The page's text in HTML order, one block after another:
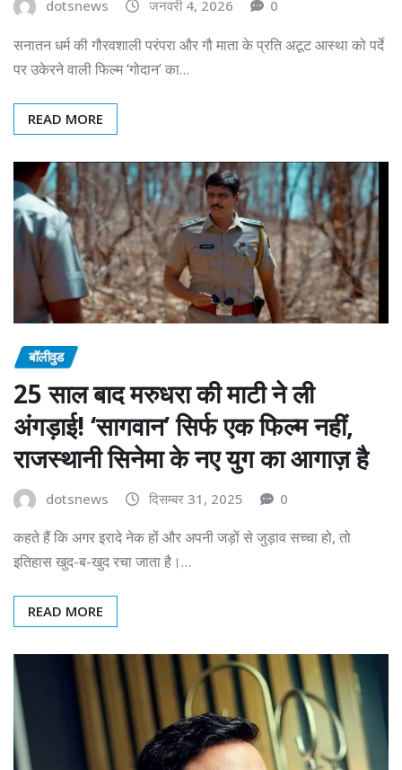
dotsnews जनवरी 4, 2026 0
सनातन धर्म की गौरवशाली परंपरा और गौ माता के प्रति अटूट आस्था को पर्दे
पर उकेरने वाली फिल्म ‘गोदान’ का…
READ MORE
बॉलीवुड
25 साल बाद मरुधरा की माटी ने ली
अंगड़ाई! ‘सागवान’ सिर्फ एक फिल्म नहीं,
राजस्थानी सिनेमा के नए युग का आगाज़ है
dotsnews दिसम्बर 31, 2025 0
कहते हैं कि अगर इरादे नेक हों और अपनी जड़ों से जुड़ाव सच्चा हो, तो
इतिहास खुद-ब-खुद रचा जाता है।…
READ MORE